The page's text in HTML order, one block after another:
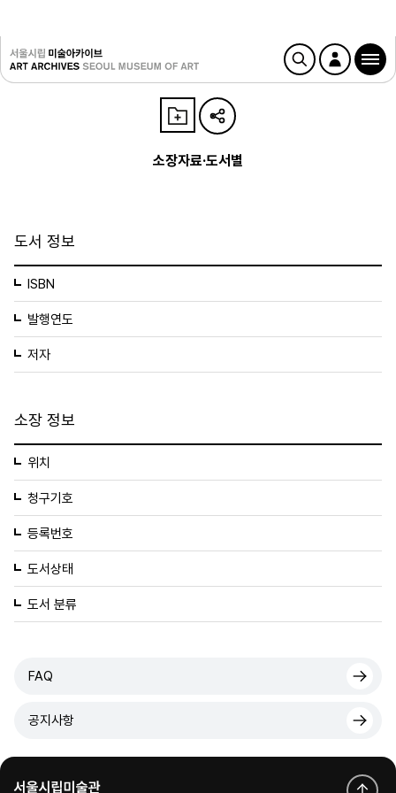
소장자료·도서별
도서 정보
ISBN
발행연도
저자
소장 정보
위치
청구기호
등록번호
도서상태
도서 분류
FAQ
공지사항